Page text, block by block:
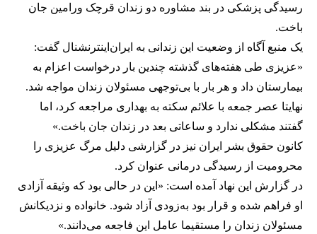
رسیدگی پزشکی در بند مشاوره دو زندان قرچک ورامین جان
باخت.
یک منبع آگاه از وضعیت این زندانی به ایران‌اینترنشنال گفت:
«عزیزی طی هفته‌های گذشته چندین بار درخواست اعزام به
بیمارستان داد و هر بار با بی‌توجهی مسئولان زندان مواجه شد.
نهایتا عصر جمعه با علائم سکته به بهداری مراجعه کرد، اما
گفتند مشکلی ندارد و ساعاتی بعد در زندان جان باخت.»
کانون حقوق بشر ایران نیز در گزارشی دلیل مرگ عزیزی را
محرومیت از رسیدگی درمانی عنوان کرد.
در گزارش این نهاد آمده است: «این در حالی بود که وثیقه آزادی
او فراهم شده و قرار بود به‌زودی آزاد شود. خانواده و نزدیکانش
مسئولان زندان را مستقیما عامل این فاجعه می‌دانند.»